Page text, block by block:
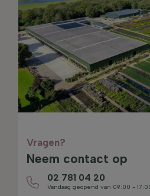
Vragen?
Neem contact op
02 781 04 20
Vandaag geopend van 09:00 -